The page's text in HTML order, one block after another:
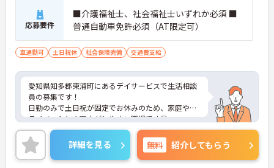
応募要件
■介護福祉士、社会福祉士いずれか必須 ■
普通自動車免許必須（AT限定可）
車通勤可 土日祝休 社会保険完備 交通費支給
愛知県知多郡東浦町にあるデイサービスで生活相談
員の募集です！
日勤のみで土日祝が固定でお休みのため、家庭やプ
ライベートとの両立がしやすい職場です◎
また、マイカー通勤もOK！雨の日でも快適に通勤が
可能です！
ご興味ある方は面接ポイントをお伝えしますので、
お気軽にご連絡ください。
詳細を見る 無料 紹介してもらう